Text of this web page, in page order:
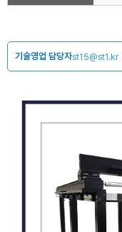
기술영업 담당자st15@st1.kr